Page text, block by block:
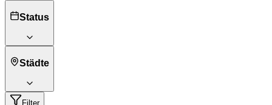
Status
Städte
Filter